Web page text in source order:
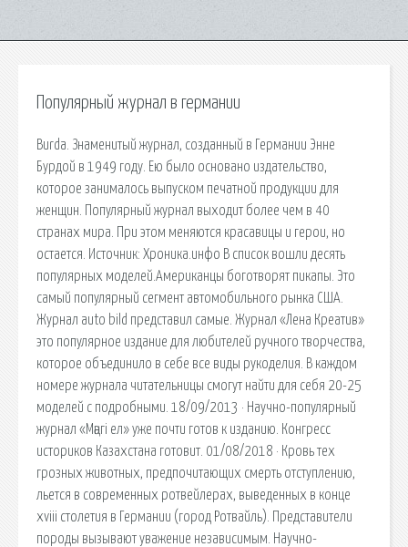
Популярный журнал в германии
Burda. Знаменитый журнал, созданный в Германии Энне
Бурдой в 1949 году. Ею было основано издательство,
которое занималось выпуском печатной продукции для
женщин. Популярный журнал выходит более чем в 40
странах мира. При этом меняются красавицы и герои, но
остается. Источник: Хроника.инфо В список вошли десять
популярных моделей.Американцы боготворят пикапы. Это
самый популярный сегмент автомобильного рынка США.
Журнал auto bild представил самые. Журнал «Лена Креатив»
это популярное издание для любителей ручного творчества,
которое объединило в себе все виды рукоделия. В каждом
номере журнала читательницы смогут найти для себя 20-25
моделей с подробными. 18/09/2013 · Научно-популярный
журнал «Мәңгі ел» уже почти готов к изданию. Конгресс
историков Казахстана готовит. 01/08/2018 · Кровь тех
грозных животных, предпочитающих смерть отступлению,
льется в современных ротвейлерах, выведенных в конце
xviii столетия в Германии (город Ротвайль). Представители
породы вызывают уважение независимым. Научно-